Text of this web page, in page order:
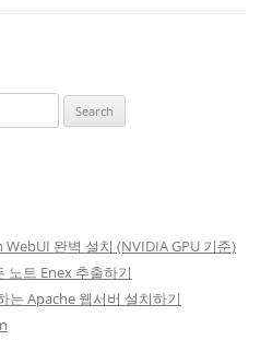
완벽 설치 (NVIDIA GPU 기준)
노트 Enex 추출하기
는 Apache 웹서버 설치하기